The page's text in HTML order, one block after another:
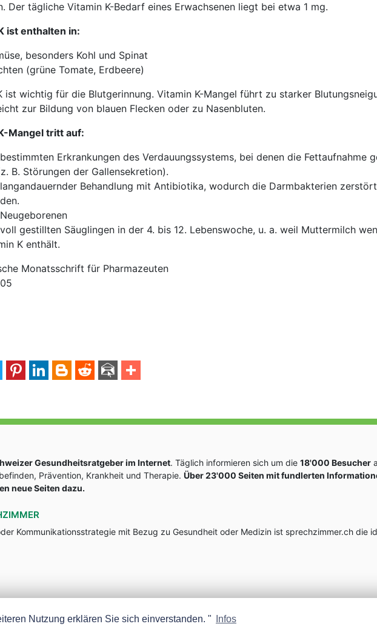
Der tägliche Vitamin K-Bedarf eines Erwachsenen liegt bei etwa 1 mg.
ist enthalten in:
besonders Kohl und Spinat
(grüne Tomate, Erdbeere)
ist wichtig für die Blutgerinnung. Vitamin K-Mangel führt zu starker
zur Bildung von blauen Flecken oder zu Nasenbluten.
Mangel tritt auf:
Erkrankungen des Verdauungssystems, bei denen die Fettaufnahme
B. Störungen der Gallensekretion).
Behandlung mit Antibiotika, wodurch die Darmbakterien zerstört
gestillten Säuglingen in der 4. bis 12. Lebenswoche, u. a. weil Muttermilch
K enthält.
Monatsschrift für Pharmazeuten
Gesundheitsratgeber im Internet. Täglich informieren sich um die 18'000 Besucher
Prävention, Krankheit und Therapie. Über 23'000 Seiten mit fundlerten
neue Seiten dazu.
Kommunikationsstrategie mit Bezug zu Gesundheit oder Medizin ist sprechzimmer.ch die
Nutzung erklären Sie sich einverstanden. " Infos